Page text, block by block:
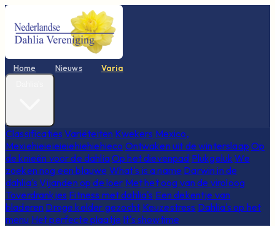
Home Nieuws Varia
Classificaties Variëteiten Kwekers Mexico,
Mexiehieieieieiehiehiehieco Ontwaken uit de winterslaap Op
de knieën voor de dahliaOp het dievenpad Plukgeluk We
zoeken nog een blauwe What's is a name Darwin in de
dahlia's Vijanden op de loer Met het oog van de viroloog
Toverdrankjes Fitness met dahlia's Een dekentje van
bladeren Droge kelder gezocht Keuzestress Dahlia's op het
menu Het perfecte plaatje It's showtime